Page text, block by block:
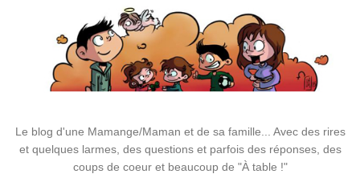
Le blog d'une Mamange/Maman et de sa famille... Avec des rires
et quelques larmes, des questions et parfois des réponses, des
coups de coeur et beaucoup de "À table !"